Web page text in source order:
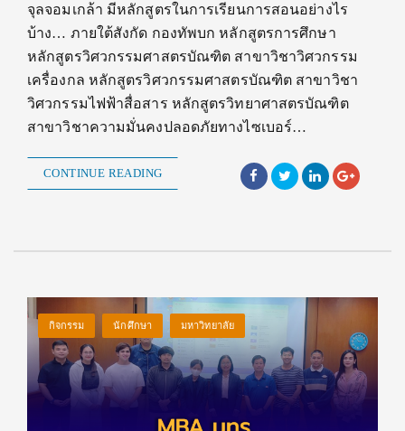
จุลจอมเกล้า มีหลักสูตรในการเรียนการสอนอย่างไร
บ้าง… ภายใต้สังกัด กองทัพบก หลักสูตรการศึกษา
หลักสูตรวิศวกรรมศาสตรบัณฑิต สาขาวิชาวิศวกรรม
เครื่องกล หลักสูตรวิศวกรรมศาสตรบัณฑิต สาขาวิชา
วิศวกรรมไฟฟ้าสื่อสาร หลักสูตรวิทยาศาสตรบัณฑิต
สาขาวิชาความมั่นคงปลอดภัยทางไซเบอร์…
CONTINUE READING
กิจกรรม นักศึกษา มหาวิทยาลัย